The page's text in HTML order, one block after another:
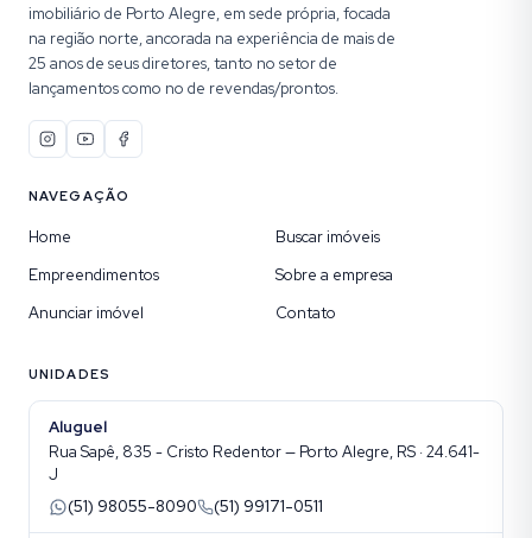
imobiliário de Porto Alegre, em sede própria, focada
na região norte, ancorada na experiência de mais de
25 anos de seus diretores, tanto no setor de
lançamentos como no de revendas/prontos.
NAVEGAÇÃO
Home
Buscar imóveis
Empreendimentos
Sobre a empresa
Anunciar imóvel
Contato
UNIDADES
Aluguel
Rua Sapê, 835 - Cristo Redentor — Porto Alegre, RS · 24.641-
J
(51) 98055-8090
(51) 99171-0511